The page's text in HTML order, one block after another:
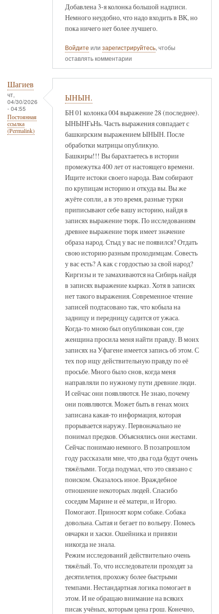
Добавлена 3-я колонка большой надписи.
Немного неудобно, что надо входить в ВК, но
пока ничего нет более лучшего.
Войдите или зарегистрируйтесь, чтобы
оставлять комментарии
Шагиев
чт,
04/30/2026
- 04:55
Постоянная
ссылка
(Permalink)
ЫНЫН.
БН 01 колонка 004 выражение 28 (последнее).
ЫНЫНҒьНь. Часть выражения совпадает с
башкирским выражением ЫНЫН. После
обработки матрицы опубликую.
Башкиры!!! Вы барахтаетесь в истории
промежутка 400 лет от настоящего времени.
Ищите истоки своего народа. Вам собирают
по крупицам историю и откуда вы. Вы же
жуёте сопли, а в это время, разные турки
приписывают себе вашу историю, найдя в
записях выражение тюрк. По исследованиям
древнее выражение тюрк имеет значение
образа народ. Стыд у вас не появился? Отдать
свою историю разным проходимцам. Совесть
у вас есть? А как с гордостью за свой народ?
Киргизы и те замахиваются на Сибирь найдя
в записях выражение кырказ. Хотя в записях
нет такого выражения. Современное чтение
записей подтасовано так, что кобыла на
задницу и передницу садится от ужаса.
Когда-то мною был опубликован сон, где
женщина просила меня найти правду. В моих
записях на Уфагене имеется запись об этом. С
тех пор ищу действительную правду по её
просьбе. Много было снов, когда меня
направляли по нужному пути древние люди.
И сейчас они появляются. Не знаю, почему
они появляются. Может быть в генах моих
записана какая-то информация, которая
прорывается наружу. Первоначально не
понимал предков. Объяснялись они жестами.
Сейчас понимаю немного. В позапрошлом
году рассказали мне, что два года будут очень
тяжёлыми. Тогда подумал, что это связано с
поиском. Оказалось иное. Враждебное
отношение некоторых людей. Спасибо
соседям Марине и её матери, и Игорю.
Помогают. Приносят корм собаке. Собака
довольна. Сытая и бегает по вольеру. Помесь
овчарки и хаски. Ошейника и привязи
никогда не знала.
Режим исследований действительно очень
тяжёлый. То, что исследователи проходят за
десятилетия, прохожу более быстрыми
темпами. Нестандартная логика помогает в
этом. И не обращаю внимание на всяких
писак учёных, которым цена грош. Конечно,